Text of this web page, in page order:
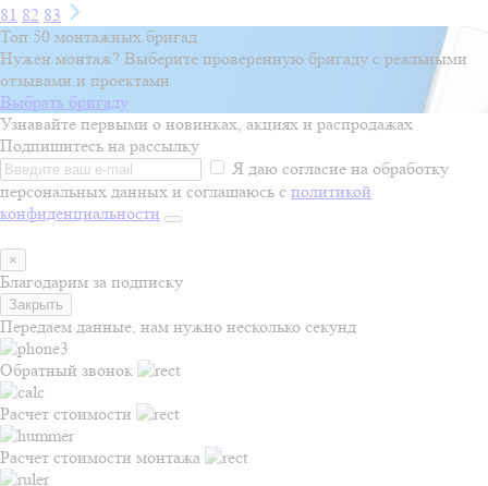
81 82 83
Топ 50 монтажных бригад
Нужен монтаж? Выберите проверенную бригаду с реальными
отзывами и проектами
Выбрать бригаду
Узнавайте первыми о новинках, акциях и распродажах
Подпишитесь на рассылку
Я даю согласие на обработку
персональных данных и соглашаюсь с политикой
конфиденциальности
×
Благодарим за подписку
Закрыть
Передаем данные, нам нужно несколько секунд
Обратный звонок
Расчет стоимости
Расчет стоимости монтажа